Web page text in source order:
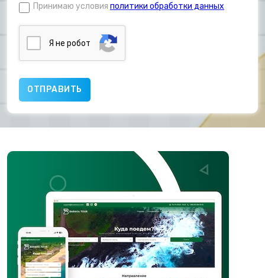
Принимаю условия политики обработки данных
Я нe poбoт